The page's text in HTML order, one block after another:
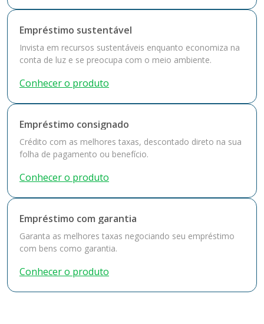
Empréstimo sustentável
Invista em recursos sustentáveis enquanto economiza na
conta de luz e se preocupa com o meio ambiente.
Conhecer o produto
Empréstimo consignado
Crédito com as melhores taxas, descontado direto na sua
folha de pagamento ou benefício.
Conhecer o produto
Empréstimo com garantia
Garanta as melhores taxas negociando seu empréstimo
com bens como garantia.
Conhecer o produto